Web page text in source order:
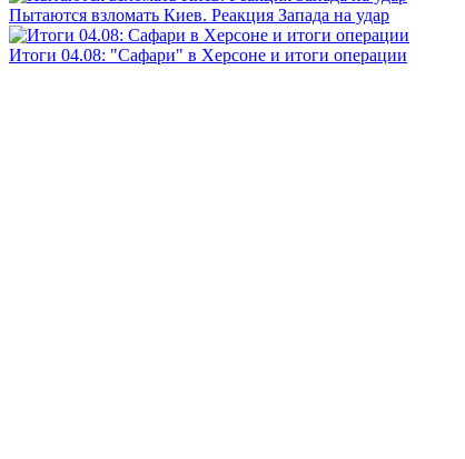
Пытаются взломать Киев. Реакция Запада на удар
Итоги 04.08: "Сафари" в Херсоне и итоги операции